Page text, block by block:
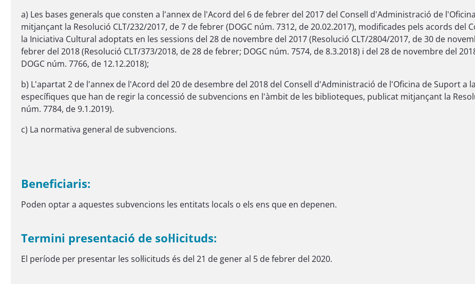
a) Les bases generals que consten a l'annex de l'Acord del 6 de febrer del 2017 del Consell d'Administració de
mitjançant la Resolució CLT/232/2017, de 7 de febrer (DOGC núm. 7312, de 20.02.2017), modificades pels acords
la Iniciativa Cultural adoptats en les sessions del 28 de novembre del 2017 (Resolució CLT/2804/2017, de 30 de
febrer del 2018 (Resolució CLT/373/2018, de 28 de febrer; DOGC núm. 7574, de 8.3.2018) i del 28 de novembre del
DOGC núm. 7766, de 12.12.2018);
b) L'apartat 2 de l'annex de l'Acord del 20 de desembre del 2018 del Consell d'Administració de l'Oficina de Suport a
específiques que han de regir la concessió de subvencions en l'àmbit de les biblioteques, publicat mitjançant la
núm. 7784, de 9.1.2019).
c) La normativa general de subvencions.
Beneficiaris:
Poden optar a aquestes subvencions les entitats locals o els ens que en depenen.
Termini presentació de sol·licituds:
El període per presentar les sol·licituds és del 21 de gener al 5 de febrer del 2020.